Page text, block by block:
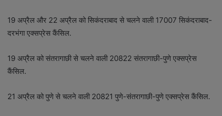
19 अप्रैल और 22 अप्रैल को सिकंदराबाद से चलने वाली 17007 सिकंदराबाद-
दरभंगा एक्सप्रेस कैंसिल.
19 अप्रैल को संतरागाछी से चलने वाली 20822 संतरागाछी-पुणे एक्सप्रेस
कैंसिल.
21 अप्रैल को पुणे से चलने वाली 20821 पुणे-संतरागाछी-पुणे एक्सप्रेस कैंसिल.